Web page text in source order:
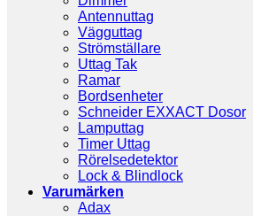
Antennuttag
Vägguttag
Strömställare
Uttag Tak
Ramar
Bordsenheter
Schneider EXXACT Dosor
Lamputtag
Timer Uttag
Rörelsedetektor
Lock & Blindlock
Varumärken
Adax